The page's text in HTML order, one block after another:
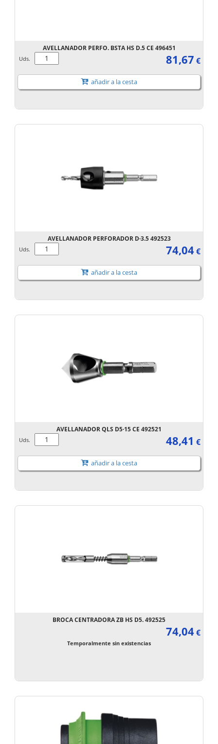
AVELLANADOR PERFO. BSTA HS D.5 CE 496451
Uds. 81,67 €
añadir a la cesta
AVELLANADOR PERFORADOR D·3.5 492523
Uds. 74,04€
añadir a la cesta
AVELLANADOR QLS D5·15 CE 492521
Uds. 48,41 €
añadir a la cesta
BROCA CENTRADORA ZB HS D5. 492525
74,04€
Temporalmente sin existencias